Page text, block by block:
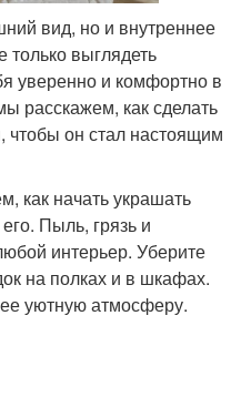
вид, но и внутреннее
только выглядеть
уверенно и комфортно в
расскажем, как сделать
он стал настоящим
как начать украшать
Пыль, грязь и
интерьер. Уберите
на полках и в шкафах.
уютную атмосферу.